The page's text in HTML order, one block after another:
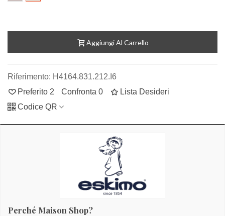
Aggiungi Al Carrello
Riferimento: H4164.831.212.I6
Preferito 2 Confronta 0
Lista Desideri
Codice QR
Perché Maison Shop?